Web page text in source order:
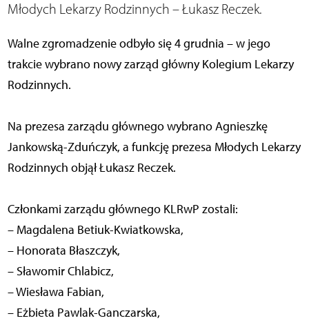
Młodych Lekarzy Rodzinnych – Łukasz Reczek.
Walne zgromadzenie odbyło się 4 grudnia – w jego
trakcie wybrano nowy zarząd główny Kolegium Lekarzy
Rodzinnych.
Na prezesa zarządu głównego wybrano Agnieszkę
Jankowską-Zduńczyk, a funkcję prezesa Młodych Lekarzy
Rodzinnych objął Łukasz Reczek.
Członkami zarządu głównego KLRwP zostali:
– Magdalena Betiuk-Kwiatkowska,
– Honorata Błaszczyk,
– Sławomir Chlabicz,
– Wiesława Fabian,
– Eżbieta Pawlak-Ganczarska,